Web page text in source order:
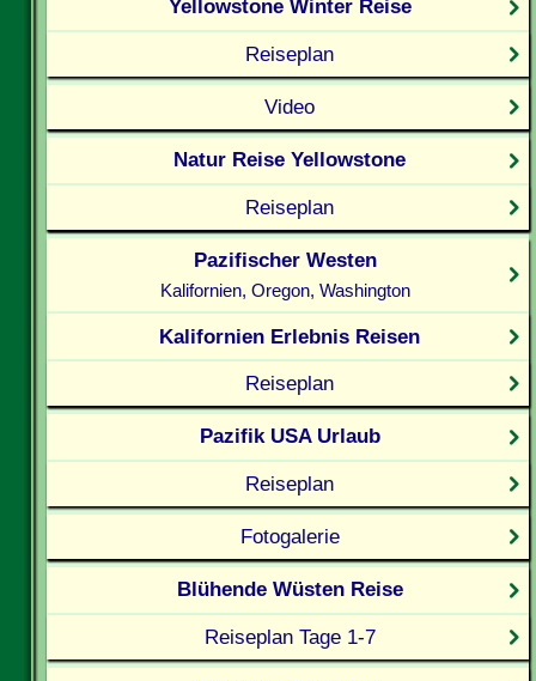
Yellowstone Winter Reise
Reiseplan
Video
Natur Reise Yellowstone
Reiseplan
Pazifischer Westen
Kalifornien, Oregon, Washington
Kalifornien Erlebnis Reisen
Reiseplan
Pazifik USA Urlaub
Reiseplan
Fotogalerie
Blühende Wüsten Reise
Reiseplan Tage 1-7